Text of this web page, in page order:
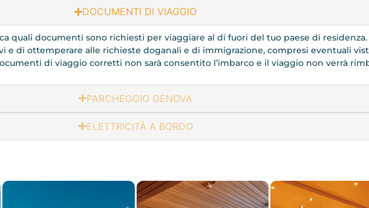
DOCUMENTI DI VIAGGIO
quali documenti sono richiesti per viaggiare al di fuori del tuo paese di residenza.
e di ottemperare alle richieste doganali e di immigrazione, compresi eventuali
di viaggio corretti non sarà consentito l’imbarco e il viaggio non verrà
PARCHEGGIO GENOVA
ELETTRICITÀ A BORDO